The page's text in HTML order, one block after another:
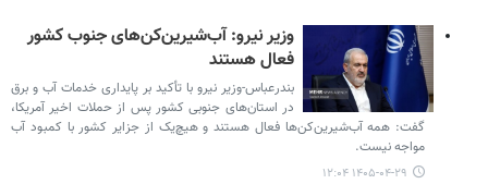
وزیر نیرو: آب‌شیرین‌کن‌های جنوب کشور
فعال هستند
بندرعباس-وزیر نیرو با تأکید بر پایداری خدمات آب و برق
در استان‌های جنوبی کشور پس از حملات اخیر آمریکا،
گفت: همه آب‌شیرین‌کن‌ها فعال هستند و هیچ‌یک از جزایر کشور با کمبود آب
مواجه نیست.
۱۴۰۵-۰۴-۲۹ ۱۲:۰۴